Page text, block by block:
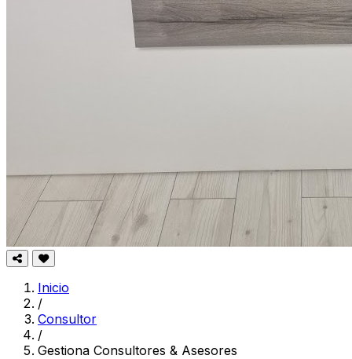
Inicio
/
Consultor
/
Gestiona Consultores & Asesores